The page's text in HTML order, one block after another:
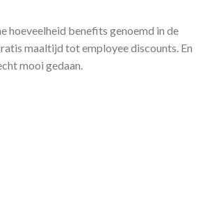
hoeveelheid benefits genoemd in de
maaltijd tot employee discounts. En
mooi gedaan.